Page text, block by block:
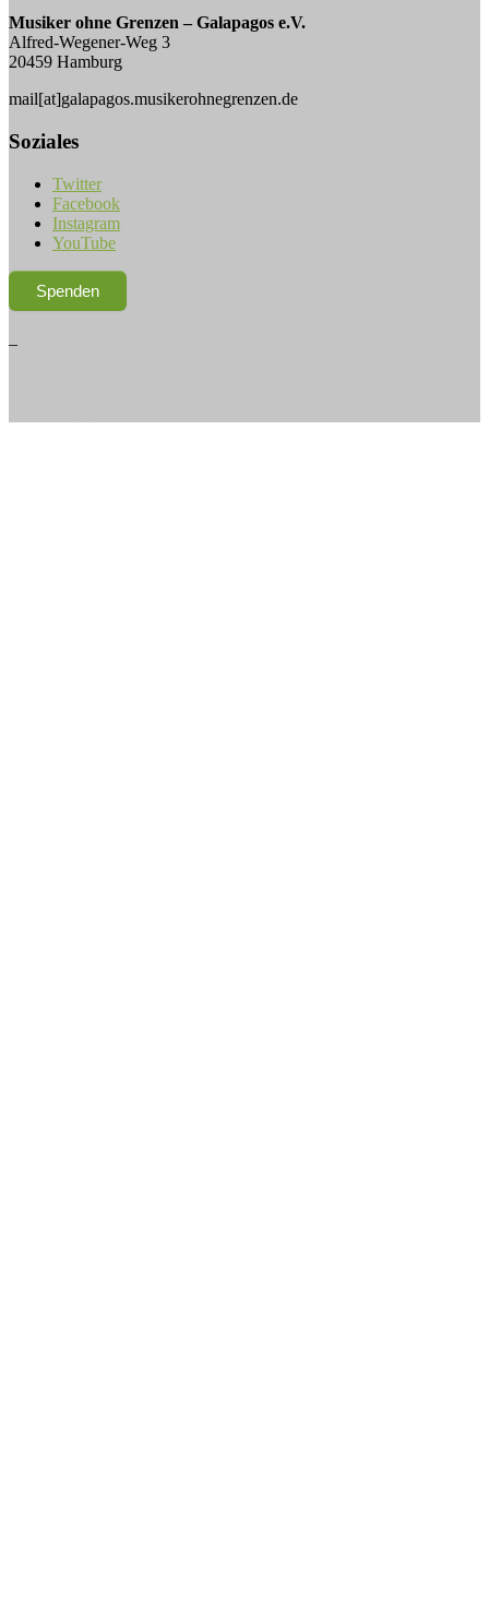
Musiker ohne Grenzen – Galapagos e.V.
Alfred-Wegener-Weg 3
20459 Hamburg
mail[at]galapagos.musikerohnegrenzen.de
Soziales
Twitter
Facebook
Instagram
YouTube
Spenden